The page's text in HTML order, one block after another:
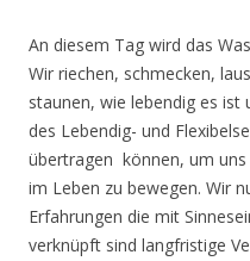
An diesem Tag wird das
Wir riechen, schmecken,
staunen, wie lebendig es ist
des Lebendig- und
übertragen können, um
im Leben zu bewegen. Wir
Erfahrungen die mit
verknüpft sind langfristige